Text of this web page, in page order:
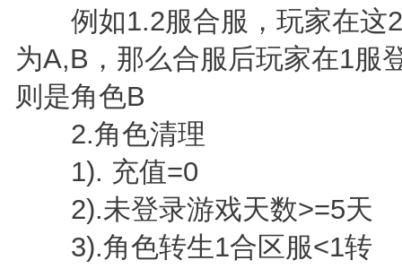
例如1.2服合服，玩家在这2
为A,B，那么合服后玩家在1服
则是角色B
2.角色清理
1). 充值=0
2).未登录游戏天数>=5天
3).角色转生1合区服<1转